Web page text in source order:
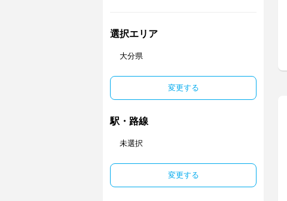
選択エリア
大分県
変更する
駅・路線
未選択
変更する